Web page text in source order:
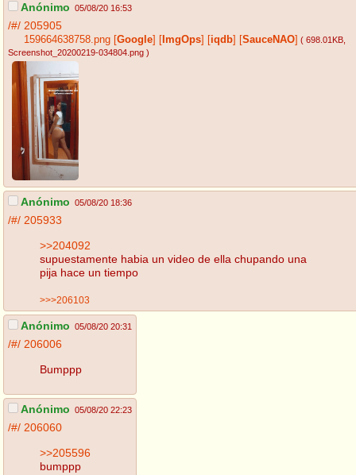
Anónimo 05/08/20 16:53
/#/ 205905
159664638758.png [Google] [ ImgOps] [iqdb] [SauceNAO] ( 698.01KB
Screenshot_20200219-034804.png )
Anónimo 05/08/20 18:36
/#/ 205933
>>204092
supuestamente habia un video de ella chupando una
pija hace un tiempo
>>>206103
Anónimo 05/08/20 20:31
/#/ 206006
Bumppp
Anónimo 05/08/20 22:23
/#/ 206060
>>205596
bumppp